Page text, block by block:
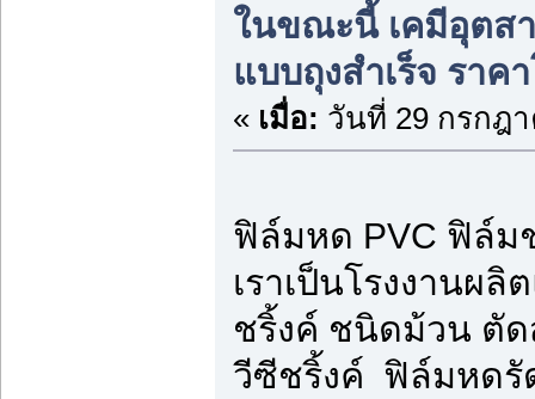
ในขณะนี้ เคมีอุตส
แบบถุงสำเร็จ ราค
« เมื่อ: วันที่ 29 กรกฎา
ฟิล์มหด PVC ฟิล์ม
เราเป็นโรงงานผ
ชริ้งค์ ชนิดม้วน ตัด
วีซีชริ้งค์ ฟิล์มหดรั